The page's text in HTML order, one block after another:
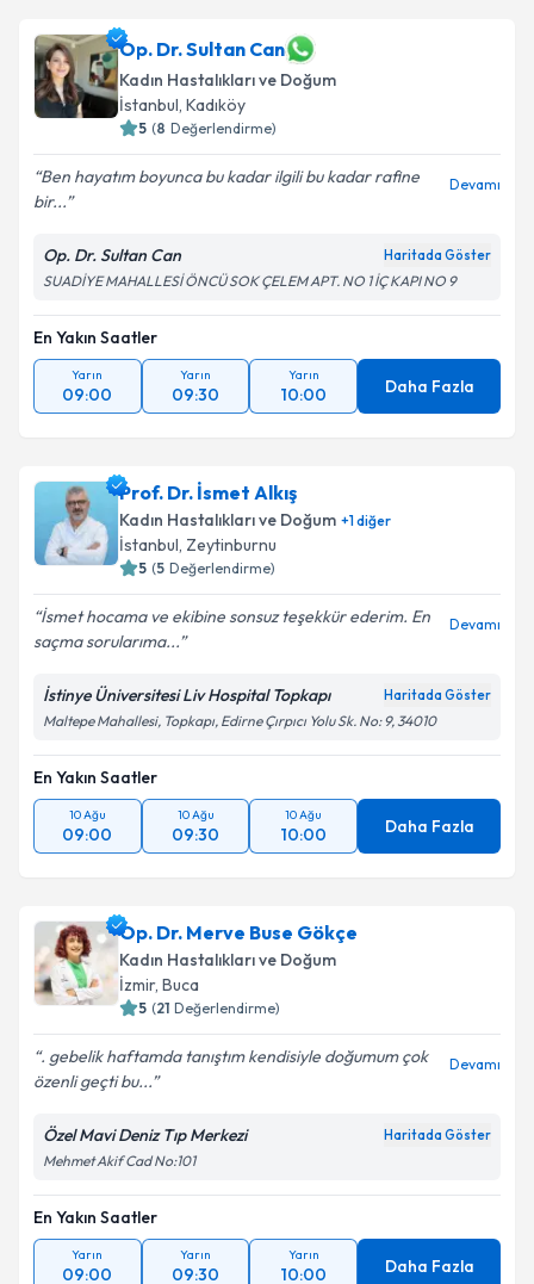
Op. Dr. Sultan Can
Kadın Hastalıkları ve Doğum
İstanbul, Kadıköy
5 (8 Değerlendirme)
Ben hayatım boyunca bu kadar ilgili bu kadar rafine
bir...
Devamı
Op. Dr. Sultan Can Haritada Göster
SUADİYE MAHALLESİ ÖNCÜ SOK ÇELEM APT. NO 1 İÇ KAPI NO 9
En Yakın Saatler
Yarın
09:00
Yarın
09:30
Yarın
10:00 Daha Fazla
Prof. Dr. İsmet Alkış
Kadın Hastalıkları ve Doğum +1diğer
İstanbul, Zeytinburnu
5 (5 Değerlendirme)
İsmet hocama ve ekibine sonsuz teşekkür ederim. En
saçma sorularıma...
Devamı
İstinye Üniversitesi Liv Hospital Topkapı Haritada Göster
Maltepe Mahallesi, Topkapı, Edirne Çırpıcı Yolu Sk. No: 9, 34010
En Yakın Saatler
10 Ağu
09:00
10 Ağu
09:30
10 Ağu
10:00 Daha Fazla
Op. Dr. Merve Buse Gökçe
Kadın Hastalıkları ve Doğum
İzmir, Buca
5 (21 Değerlendirme)
. gebelik haftamda tanıştım kendisiyle doğumum çok
özenli geçti bu...
Devamı
Özel Mavi Deniz Tıp Merkezi Haritada Göster
Mehmet Akif Cad No:101
En Yakın Saatler
Yarın
09:00
Yarın
09:30
Yarın
10:00 Daha Fazla